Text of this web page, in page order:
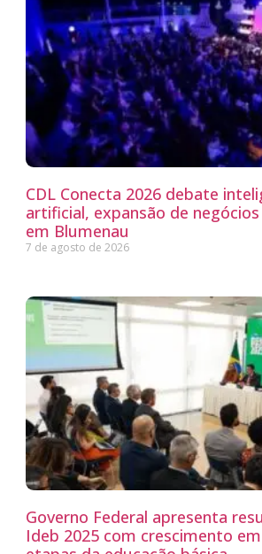
CDL Conecta 2026 debate
artificial, expansão de
em Blumenau
7 de agosto de 2026
Governo Federal apresenta
Ideb 2025 com crescimento